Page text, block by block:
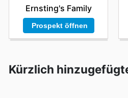
Ernsting's Family
Prospekt öffnen
Kürzlich